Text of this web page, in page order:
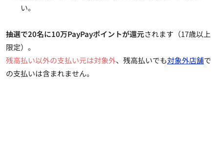
い。
抽選で20名に10万PayPayポイントが還元されます（17歳以上
限定）。
残高払い以外の支払い元は対象外、残高払いでも対象外店舗で
の支払いは含まれません。